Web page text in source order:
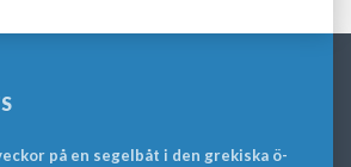
på en segelbåt i den grekiska ö-